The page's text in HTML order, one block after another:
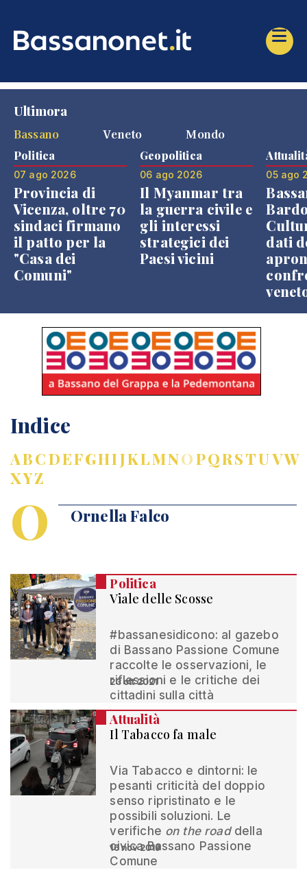
Ultimora
Bassano
Veneto Mondo
Politica
07 ago 2026
Provincia di
Vicenza, oltre 70
sindaci firmano
il patto per la
"Casa dei
Comuni"
Geopolitica
06 ago 2026
Il Myanmar tra
la guerra civile e
gli interessi
strategici dei
Paesi vicini
05 ago
dati
Indice
ABCDEFGHIJKLMNOPQRSTUVW
XYZ
O Ornella Falco
Politica
Viale delle Scosse
#bassanesidicono: al gazebo
di Bassano Passione Comune
raccolte le osservazioni, le
riflessioni e le critiche dei
cittadini sulla città
23 ott 2021
Attualità
Il Tabacco fa male
Via Tabacco e dintorni: le
pesanti criticità del doppio
senso ripristinato e le
possibili soluzioni. Le
verifiche on the roaddella
civica Bassano Passione
Comune
16 nov 2019